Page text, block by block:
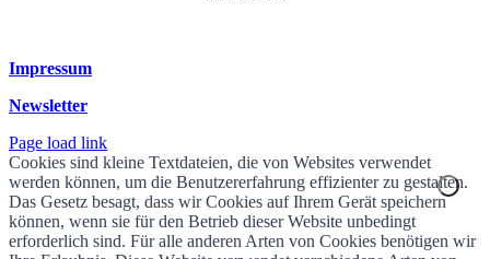
Impressum
Newsletter
Page load link
Cookies sind kleine Textdateien, die von Websites verwendet
werden können, um die Benutzererfahrung effizienter zu gestalten.
Das Gesetz besagt, dass wir Cookies auf Ihrem Gerät speichern
können, wenn sie für den Betrieb dieser Website unbedingt
erforderlich sind. Für alle anderen Arten von Cookies benötigen wir